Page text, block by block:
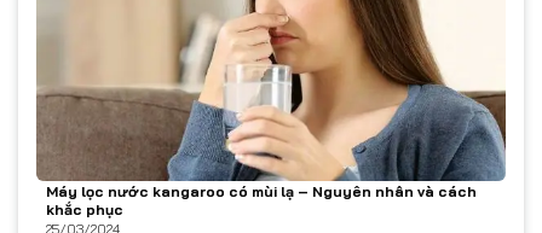
Máy lọc nước kangaroo có mùi lạ – Nguyên nhân và cách
khắc phục